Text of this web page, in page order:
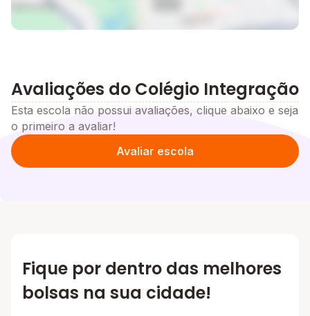
Avaliações do Colégio Integração
Esta escola não possui avaliações, clique abaixo e seja
o primeiro a avaliar!
Avaliar escola
Fique por dentro das melhores
bolsas na sua cidade!